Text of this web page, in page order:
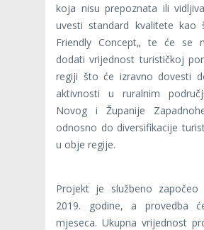
koja nisu prepoznata ili
uvesti standard kvalitete kao
Friendly Concept„ te će se
dodati vrijednost turističkoj
regiji što će izravno dovesti
aktivnosti u ruralnim
Novog i Županije
odnosno do diversifikacije
u obje regije.
Projekt je službeno započeo
2019. godine, a provedba
mjeseca. Ukupna vrijednost